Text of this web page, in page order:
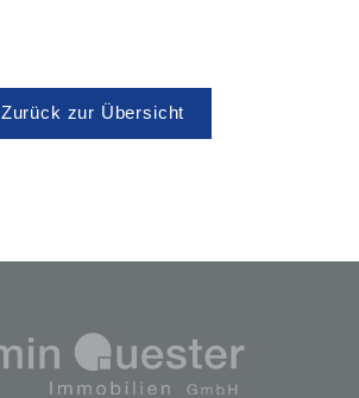
Zurück zur Übersicht